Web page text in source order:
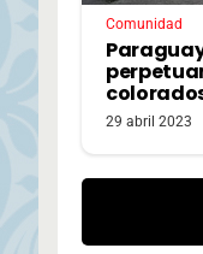
Comunidad
29 abril 2023